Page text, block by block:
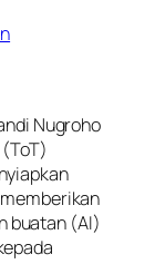
Nugroho
buatan (AI)